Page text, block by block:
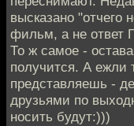
высказано "отчего
фильм, а не ответ
То ж самое -
получится. А ежли
представляешь -
друзьями по
носить будут:)))